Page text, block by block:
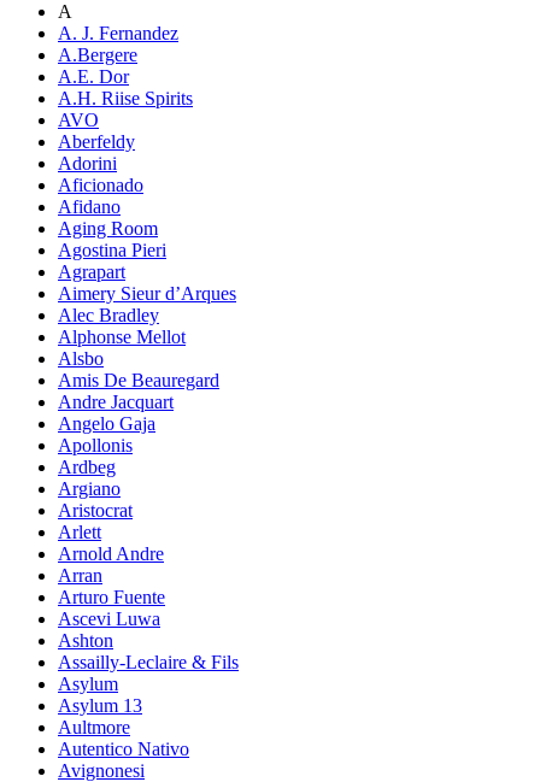
A
A. J. Fernandez
A.Bergere
A.E. Dor
A.H. Riise Spirits
AVO
Aberfeldy
Adorini
Aficionado
Afidano
Aging Room
Agostina Pieri
Agrapart
Aimery Sieur d’Arques
Alec Bradley
Alphonse Mellot
Alsbo
Amis De Beauregard
Andre Jacquart
Angelo Gaja
Apollonis
Ardbeg
Argiano
Aristocrat
Arlett
Arnold Andre
Arran
Arturo Fuente
Ascevi Luwa
Ashton
Assailly-Leclaire & Fils
Asylum
Asylum 13
Aultmore
Autentico Nativo
Avignonesi